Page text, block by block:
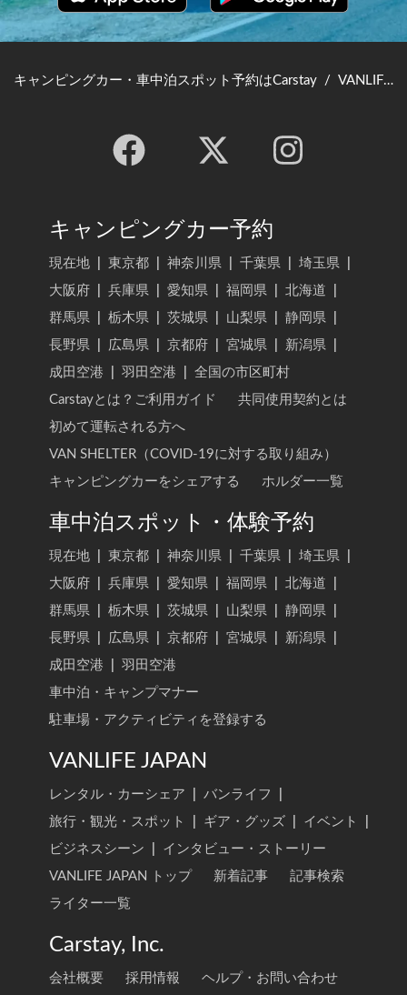
キャンピングカー・車中泊スポット予約はCarstay / VANLIFE JAPAN TOP
キャンピングカー予約
現在地 東京都 神奈川県 千葉県 埼玉県
大阪府
兵庫県 愛知県 福岡県 北海道
群馬県
栃木県 茨城県 山梨県 静岡県
長野県
広島県 京都府 宮城県 新潟県
成田空港
羽田空港
全国の市区町村
Carstayとは？ご利用ガイド
共同使用契約とは
初めて運転される方へ
VAN SHELTER（COVID-19に対する取り組み）
キャンピングカーをシェアする
ホルダー一覧
車中泊スポット・体験予約
現在地 東京都 神奈川県 千葉県 埼玉県
大阪府
兵庫県 愛知県 福岡県 北海道
群馬県
栃木県 茨城県 山梨県 静岡県
長野県
広島県 京都府 宮城県 新潟県
成田空港
羽田空港
車中泊・キャンプマナー
駐車場・アクティビティを登録する
VANLIFE JAPAN
レンタル・カーシェア バンライフ
旅行・観光・スポット
ギア・グッズ イベント
ビジネスシーン
インタビュー・ストーリー
VANLIFE JAPAN トップ
新着記事
記事検索
ライター一覧
Carstay, Inc.
会社概要 採用情報 ヘルプ・お問い合わせ